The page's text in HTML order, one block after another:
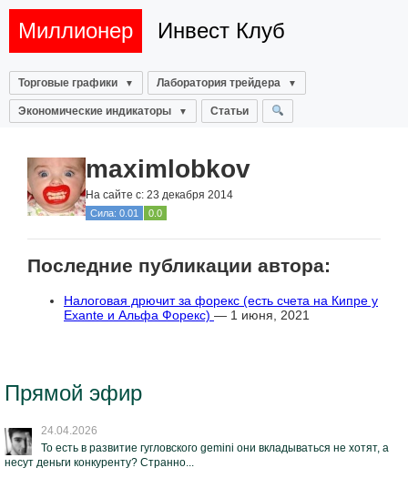
Миллионер Инвест Клуб
Торговые графики Лаборатория трейдера
Экономические индикаторы Статьи
maximlobkov
На сайте с: 23 декабря 2014
Сила: 0.01 0.0
Последние публикации автора:
Налоговая дрючит за форекс (есть счета на Кипре у
Exante и Альфа Форекс) — 1 июня, 2021
Прямой эфир
24.04.2026
То есть в развитие гугловского gemini они вкладываться не хотят, а
несут деньги конкуренту? Странно...